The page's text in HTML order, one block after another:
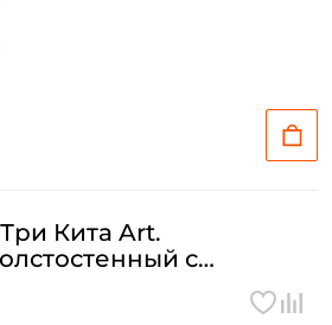
Кита Art.
с
вы соглашаетесь на обработку
уже есть аккаунт